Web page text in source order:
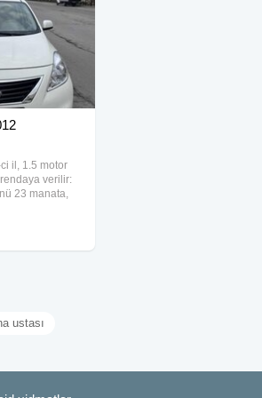
il, 1.5 motor
verilir:
23 manata,
azn, aylıq
ustası